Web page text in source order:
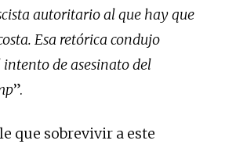
autoritario al que hay que
Esa retórica condujo
de asesinato del
”.
que sobrevivir a este